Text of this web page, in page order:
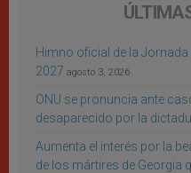
Himno oficial de la Jornada
2027 agosto 3, 2026
ONU se pronuncia ante
desaparecido por la
Aumenta el interés por la
de los mártires de Georgia